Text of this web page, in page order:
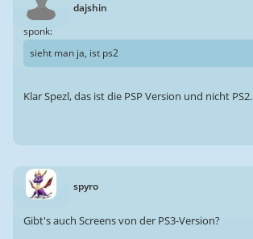
dajshin
sponk:
sieht man ja, ist ps2
Klar Spezl, das ist die PSP Version und nicht PS2.
spyro
Gibt's auch Screens von der PS3-Version?